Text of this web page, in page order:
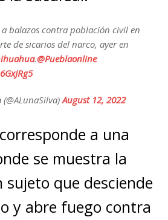
balazos contra población civil en
de sicarios del narco, ayer en
.@Pueblaonline
August 12, 2022
a una
se muestra la
sujeto que desciende
y abre fuego contra